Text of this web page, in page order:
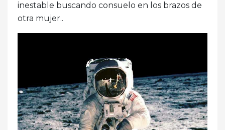
inestable buscando consuelo en los brazos de
otra mujer..